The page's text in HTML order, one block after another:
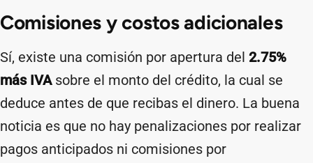
Comisiones y costos adicionales
Sí, existe una comisión por apertura del 2.75%
más IVAsobre el monto del crédito, la cual se
deduce antes de que recibas el dinero. La buena
noticia es que no hay penalizaciones por realizar
pagos anticipados ni comisiones por